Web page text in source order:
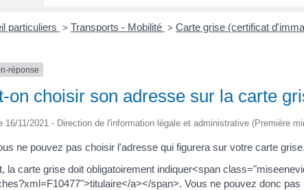
particuliers > Transports - Mobilité > Carte grise (certificat
réponse
on choisir son adresse sur la carte
16/11/2021 - Direction de l'information légale et administrative (Première
ne pouvez pas choisir l'adresse qui figurera sur votre carte grise.
la carte grise doit obligatoirement indiquer<span
a></span>. Vous ne pouvez donc